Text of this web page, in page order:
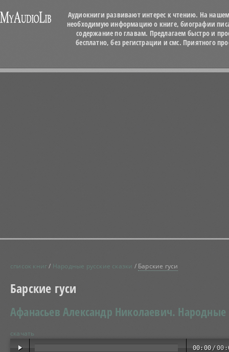
Аудиокниги развивают интерес к чтению. На
необходимую информацию о книге, биографии
содержание по главам. Предлагаем быстро и
бесплатно, без регистрации и смс. Приятного
список книг/ Народные русские сказки / Барские гуси
Барские гуси
Афанасьев Александр Николаевич. Народные
скачать
00:00 /